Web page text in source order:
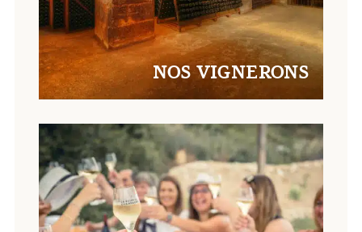
NOS VIGNERONS